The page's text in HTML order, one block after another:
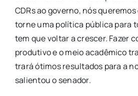
CDRs ao governo, nós
torne uma política pública para
tem que voltar a crescer. Fazer
produtivo e o meio acadêmico
trará ótimos resultados para a
salientou o senador.